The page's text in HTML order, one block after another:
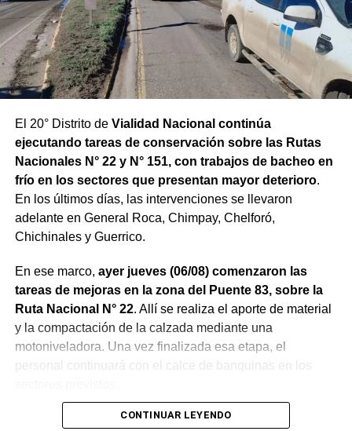
El 20° Distrito de Vialidad Nacional continúa
ejecutando tareas de conservación sobre las Rutas
Nacionales N° 22 y N° 151, con trabajos de bacheo en
frío en los sectores que presentan mayor deterioro.
En los últimos días, las intervenciones se llevaron
adelante en General Roca, Chimpay, Chelforó,
Chichinales y Guerrico.
En ese marco, ayer jueves (06/08) comenzaron las
tareas de mejoras en la zona del Puente 83, sobre la
Ruta Nacional N° 22. Allí se realiza el aporte de material
y la compactación de la calzada mediante una
motoniveladora. Una vez finalizada esa etapa, el
personal continuará con el calce de banquinas en los
CONTINUAR LEYENDO